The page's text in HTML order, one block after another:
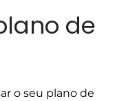
de
o seu plano de